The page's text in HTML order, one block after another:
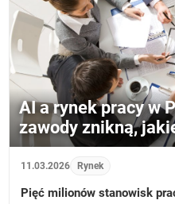
AI a rynek pracy w
zawody znikną,
11.03.2026 Rynek
Pięć milionów stanowisk